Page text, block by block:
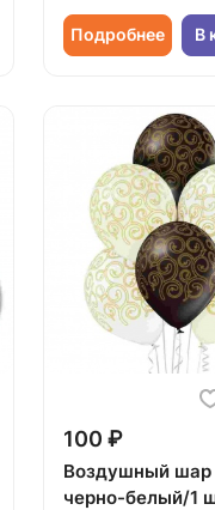
Подробнее В
100 ₽
Воздушный шар
черно-белый/1